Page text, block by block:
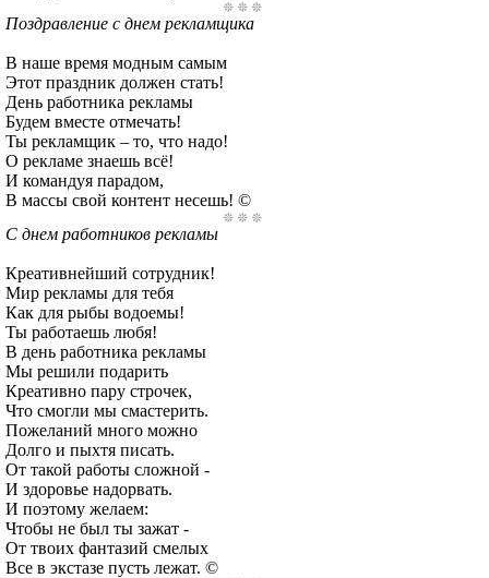
Поздравление с днем рекламщика
В наше время модным самым
Этот праздник должен стать!
День работника рекламы
Будем вместе отмечать!
Ты рекламщик – то, что надо!
О рекламе знаешь всё!
И командуя парадом,
В массы свой контент несешь! ©
С днем работников рекламы
Креативнейший сотрудник!
Мир рекламы для тебя
Как для рыбы водоемы!
Ты работаешь любя!
В день работника рекламы
Мы решили подарить
Креативно пару строчек,
Что смогли мы смастерить.
Пожеланий много можно
Долго и пыхтя писать.
От такой работы сложной -
И здоровье надорвать.
И поэтому желаем:
Чтобы не был ты зажат -
От твоих фантазий смелых
Все в экстазе пусть лежат. ©